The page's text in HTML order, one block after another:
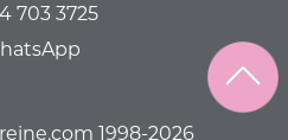
703 3725
1998-2026